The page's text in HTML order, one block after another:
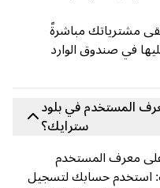
مباشرةً
صندوق الوارد
في بلود
سترايك؟
المستخدم
حسابك لتسجيل